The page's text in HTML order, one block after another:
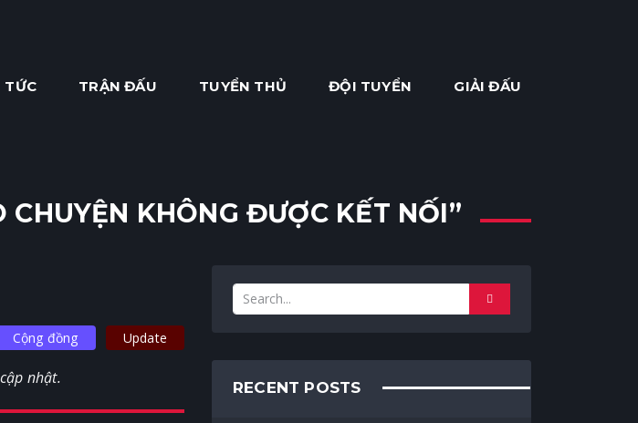
TỨC TRẬN ĐẤU TUYỂN THỦ ĐỘI TUYỂN GIẢI ĐẤU
CHUYỆN KHÔNG ĐƯỢC KẾT NỐI”
Cộng đồng Update
nhật. RECENT POSTS